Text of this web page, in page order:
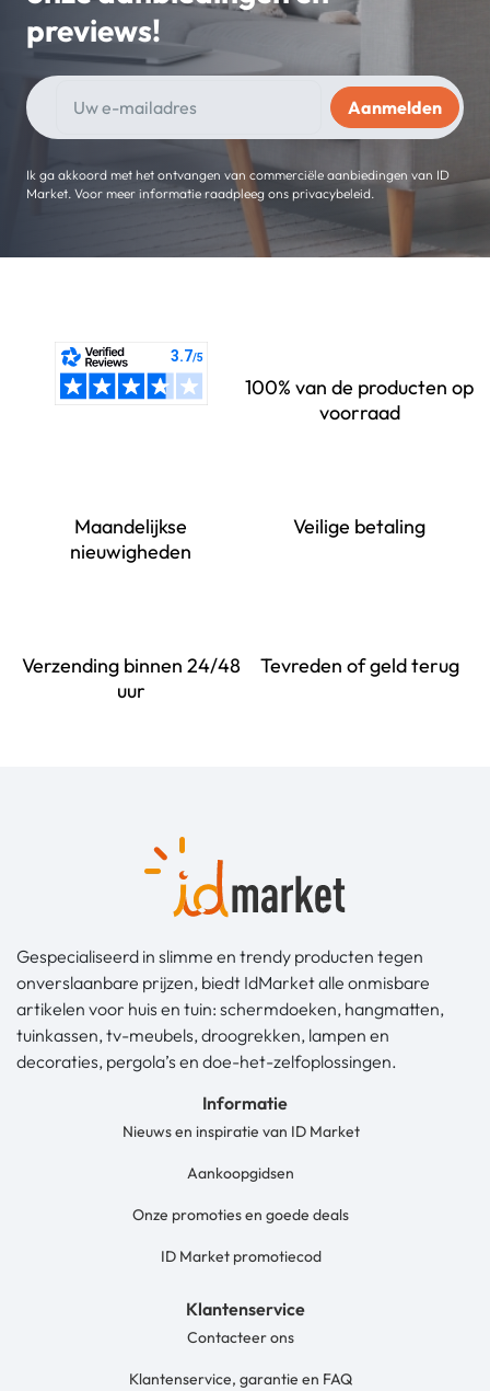
previews!
Ik ga akkoord met het ontvangen van commerciële aanbiedingen van ID
Market. Voor meer informatie raadpleeg ons privacybeleid.
100% van de producten op
voorraad
Maandelijkse
nieuwigheden
Veilige betaling
Verzending binnen 24/48
uur
Tevreden of geld terug
Gespecialiseerd in slimme en trendy producten tegen
onverslaanbare prijzen, biedt IdMarket alle onmisbare
artikelen voor huis en tuin: schermdoeken, hangmatten,
tuinkassen, tv-meubels, droogrekken, lampen en
decoraties, pergola’s en doe-het-zelfoplossingen.
Informatie
Nieuws en inspiratie van ID Market
Aankoopgidsen
Onze promoties en goede deals
ID Market promotiecod
Klantenservice
Contacteer ons
Klantenservice, garantie en FAQ